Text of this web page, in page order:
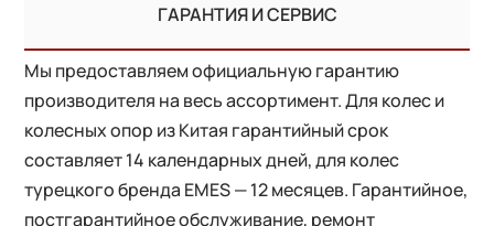
ГАРАНТИЯ И СЕРВИС
Мы предоставляем официальную гарантию
производителя на весь ассортимент. Для колес и
колесных опор из Китая гарантийный срок
составляет 14 календарных дней, для колес
турецкого бренда EMES — 12 месяцев. Гарантийное,
постгарантийное обслуживание, ремонт